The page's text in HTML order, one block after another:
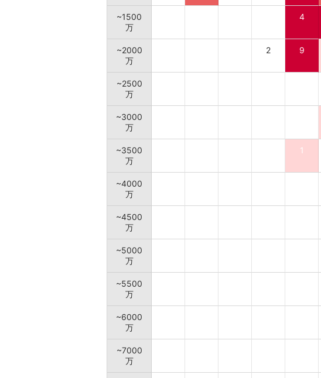
~1500
万
4
~2000
万
2 9
~2500
万
~3000
万
~3500
万
1
~4000
万
~4500
万
~5000
万
~5500
万
~6000
万
~7000
万